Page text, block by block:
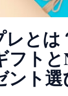
レとは
フト
ント選